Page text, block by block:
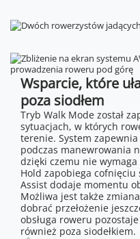
Wsparcie, które
poza siodłem
Tryb Walk Mode został
sytuacjach, w których
terenie. System
podczas manewrowania
dzięki czemu nie
Hold zapobiega
Assist dodaje momentu
Możliwa jest także
dobrać przełożenie
obsługa roweru
również poza siodełkiem.